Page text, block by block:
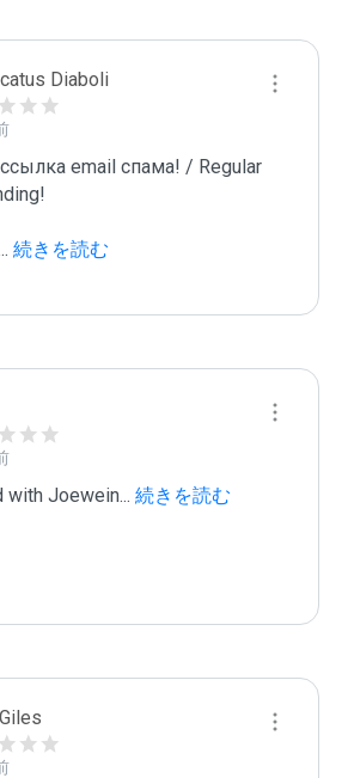
Diaboli
email спама! / Regular
続きを読む
with Joewein ... 続きを読む